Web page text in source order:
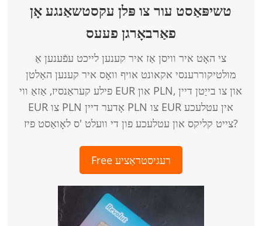
טשיפּאַסט עור צו פּלן עקסטשאַנגע אָן
פאַרבאָרגן פעעס
צי האָט איר וויסן אַז איר קענען לייכט עפֿענען אַ
מולטיקוררענסי אקאונט אויף וואָס איר קענען האַלטן
פילע קעראַנסיז, אַזאַ ווי EUR און PLN, און צו בייַטן דיין
EUR צו PLN אָדער דיין PLN צו EUR אין עטלעכע
צייט קליקס און עטלעכע פון ​​די וועלט 'ס לאָואַסט פיז?
Free רעגיסטראַציע